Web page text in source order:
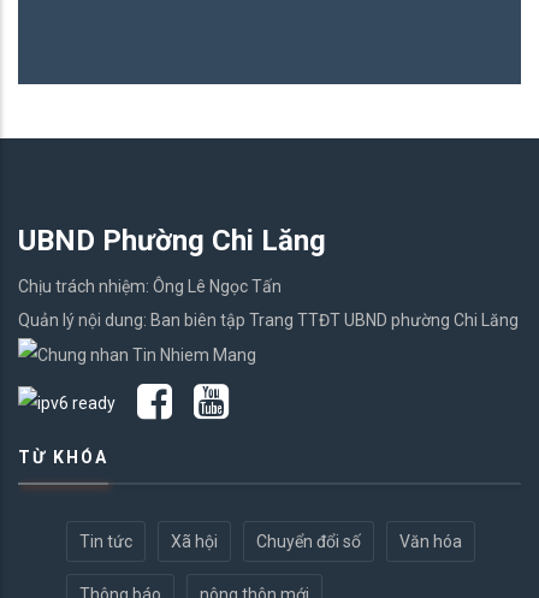
UBND Phường Chi Lăng
Chịu trách nhiệm: Ông Lê Ngọc Tấn
Quản lý nội dung: Ban biên tập Trang TTĐT UBND phường Chi Lăng
TỪ KHÓA
Tin tức Xã hội Chuyển đổi số Văn hóa